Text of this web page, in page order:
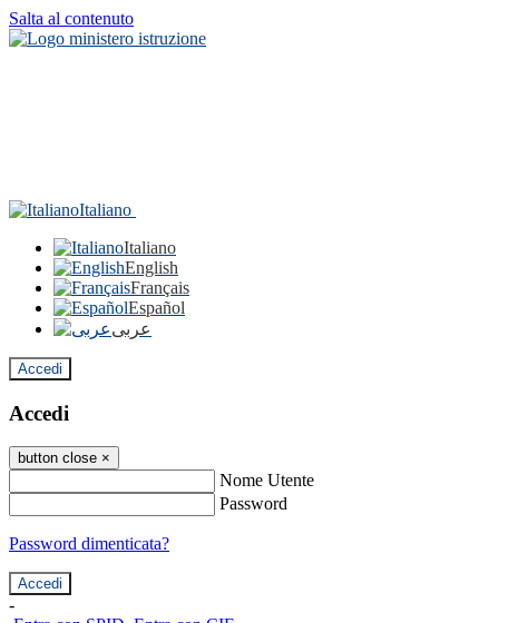
Salta al contenuto
Italiano
Italiano
English
Français
Español
عربى
Accedi
Accedi
button close ×
Nome Utente
Password
Password dimenticata?
-